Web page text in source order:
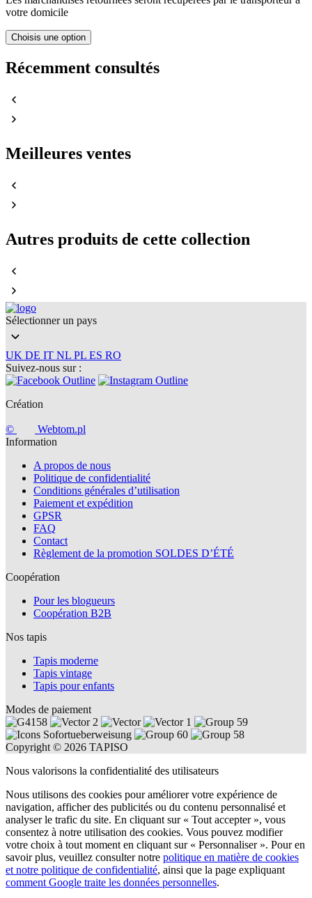
votre domicile
Choisis une option
Récemment consultés
Meilleures ventes
Autres produits de cette collection
Sélectionner un pays
UK DE IT NL PL ES RO
Suivez-nous sur :
Création
©
Webtom.pl
Information
A propos de nous
Politique de confidentialité
Conditions générales d’utilisation
Paiement et expédition
GPSR
FAQ
Contact
Règlement de la promotion SOLDES D’ÉTÉ
Coopération
Pour les blogueurs
Coopération B2B
Nos tapis
Tapis moderne
Tapis vintage
Tapis pour enfants
Modes de paiement
Copyright © 2026 TAPISO
Nous valorisons la confidentialité des utilisateurs
Nous utilisons des cookies pour améliorer votre expérience de
navigation, afficher des publicités ou du contenu personnalisé et
analyser le trafic du site. En cliquant sur « Tout accepter », vous
consentez à notre utilisation des cookies. Vous pouvez modifier
votre choix à tout moment en cliquant sur « Personnaliser ». Pour en
savoir plus, veuillez consulter notre politique en matière de cookies
et notre politique de confidentialité, ainsi que la page expliquant
comment Google traite les données personnelles.